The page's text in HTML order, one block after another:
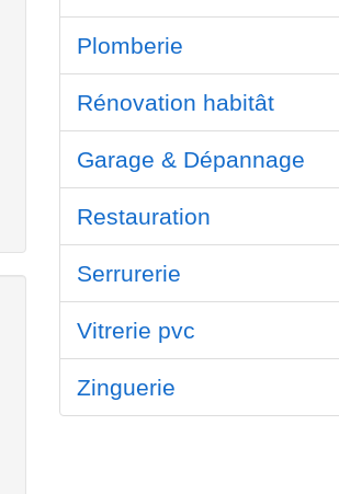
Plomberie
Rénovation habitât
Garage & Dépannage
Restauration
Serrurerie
Vitrerie pvc
Zinguerie